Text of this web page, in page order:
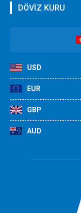
DÖVİZ KURU
USD
EUR
GBP
AUD